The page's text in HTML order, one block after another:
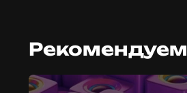
Рекомендуем